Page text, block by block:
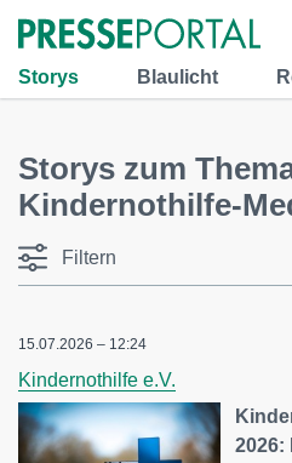
Storys Blaulicht
Storys zum
Kindernothilfe-
Filtern
15.07.2026 – 12:24
Kindernothilfe e.V.
2026: